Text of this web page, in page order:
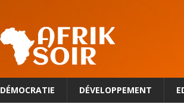
DÉMOCRATIE DÉVELOPPEMENT